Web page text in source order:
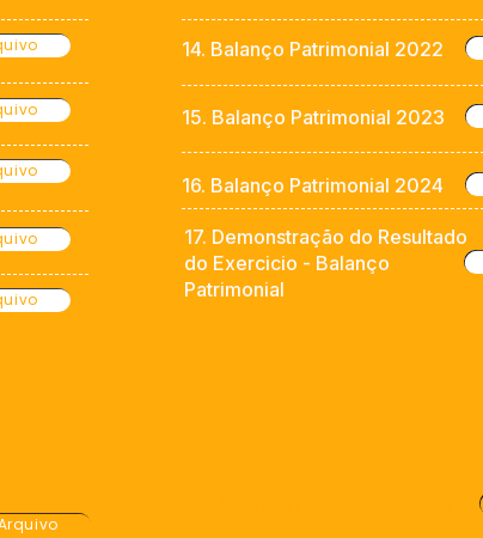
14. Balanço Patrimonial 2022
15. Balanço Patrimonial 2023
16. Balanço Patrimonial 2024
17. Demonstração do Resultado
do Exercicio - Balanço
Patrimonial